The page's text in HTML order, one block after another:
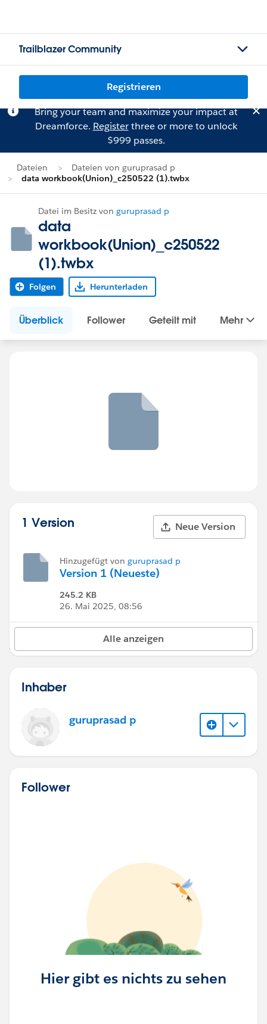
Trailblazer Community
Registrieren
Bring your team and maximize your impact at
Dreamforce. Registerthree or more to unlock
$999 passes.
Dateien
Dateien von guruprasad p
data workbook(Union)_c250522 (1).twbx
Datei im Besitz von guruprasad p
data
workbook(Union)_c250522
(1).twbx
Folgen Herunterladen
Überblick Follower Geteilt mit Mehr
1 Version Neue Version
Hinzugefügt von guruprasad p
Version 1 (Neueste)
245.2 KB
26. Mai 2025, 08:56
Alle anzeigen
Inhaber
guruprasad p
Follower
Hier gibt es nichts zu sehen